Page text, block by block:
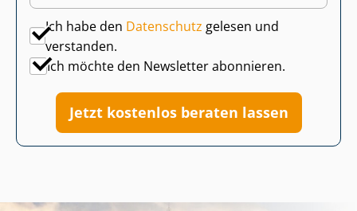
Ich habe den Datenschutz gelesen und
verstanden.
Ich möchte den Newsletter abonnieren.
Jetzt kostenlos beraten lassen